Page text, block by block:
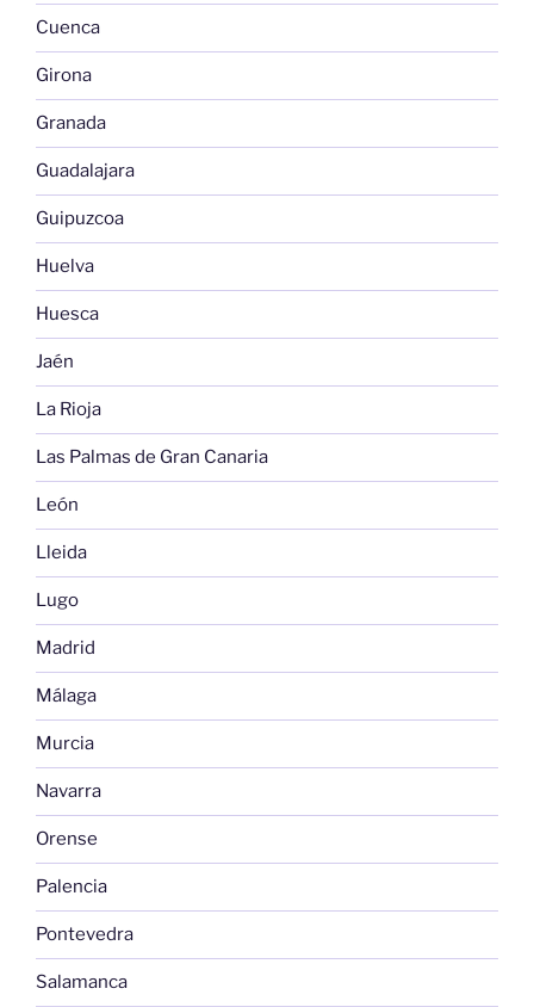
Cuenca
Girona
Granada
Guadalajara
Guipuzcoa
Huelva
Huesca
Jaén
La Rioja
Las Palmas de Gran Canaria
León
Lleida
Lugo
Madrid
Málaga
Murcia
Navarra
Orense
Palencia
Pontevedra
Salamanca